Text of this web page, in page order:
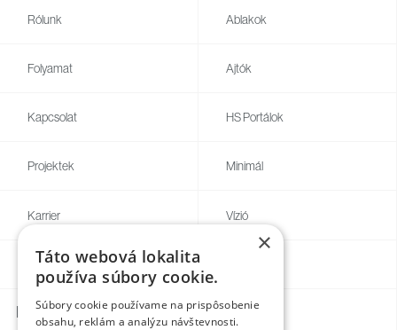
Rólunk
Folyamat
Kapcsolat
Projektek
Karrier
Blog
Ablakok
Ajtók
HS Portálok
Minimál
Vízió
Kapcsolatok
×
Táto webová lokalita
používa súbory cookie.
Súbory cookie používame na prispôsobenie
obsahu, reklám a analýzu návštevnosti.